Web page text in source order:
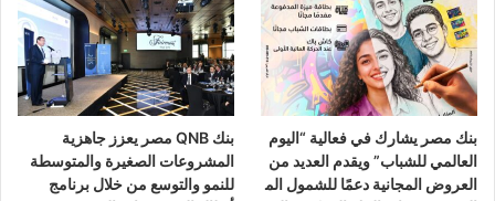
بنك مصر يشارك في فعالية “اليوم
العالمي للشباب” ويقدم العديد من
العروض المجانية دعمًا للشمول الم
بنك QNB مصر يعزز جاهزية
المشروعات الصغيرة والمتوسطة
للنمو والتوسع من خلال برنامج